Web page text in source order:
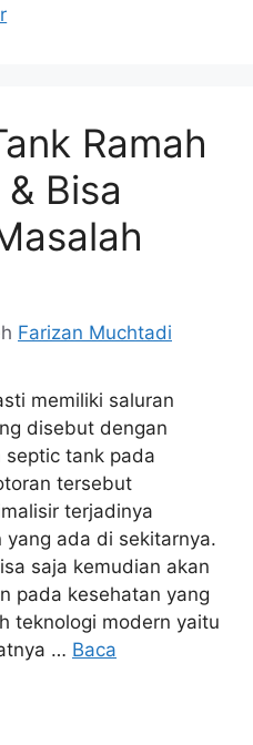
Ramah
Bisa
Farizan Muchtadi
memiliki saluran
disebut dengan
septic tank pada
tersebut
terjadinya
yang ada di sekitarnya.
saja kemudian akan
pada kesehatan yang
teknologi modern yaitu
… Baca